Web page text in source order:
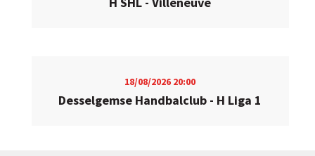
18/08/2026 20:00
Desselgemse Handbalclub - H Liga 1